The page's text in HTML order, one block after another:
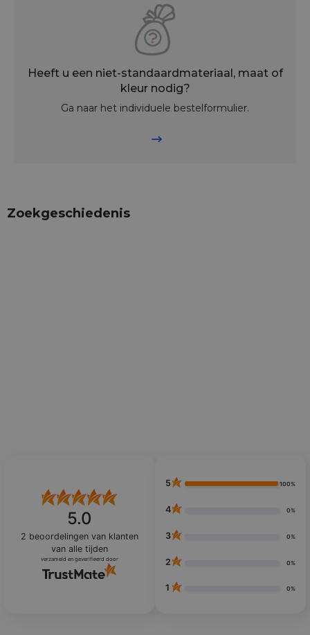
Heeft u een niet-standaardmateriaal, maat of
kleur nodig?
Ga naar het individuele bestelformulier.
Zoekgeschiedenis
5.0
2 beoordelingen van klanten
van alle tijden
verzameld en geverifieerd door
5 100%
4 0%
3 0%
2 0%
1 0%